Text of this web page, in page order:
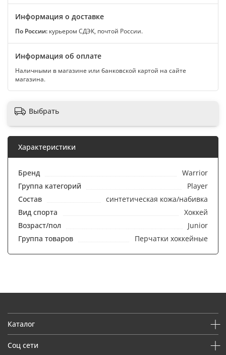
Информация о доставке
По России: курьером СДЭК, почтой России.
Информация об оплате
Наличными в магазине или банковской картой на сайте
магазина.
Выбрать
Характеристики
Бренд
Warrior
Группа категорий
Player
Состав
синтетическая кожа/набивка
Вид спорта
Хоккей
Возраст/пол
Junior
Группа товаров
Перчатки хоккейные
Каталог
Соц сети